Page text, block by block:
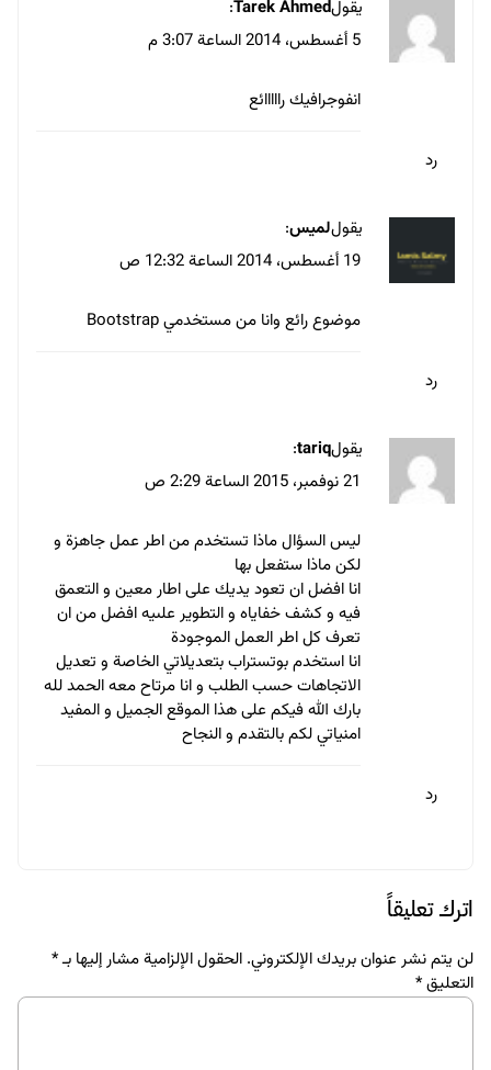
يقولTarek Ahmed
:
5 أغسطس، 2014 الساعة 3:07 م
انفوجرافيك رااااائع
رد
يقوللميس:
19 أغسطس، 2014 الساعة 12:32 ص
موضوع رائع وانا من مستخدمي Bootstrap
رد
يقولtariq
:
21 نوفمبر، 2015 الساعة 2:29 ص
ليس السؤال ماذا تستخدم من اطر عمل جاهزة و
لكن ماذا ستفعل بها
انا افضل ان تعود يديك على اطار معين و التعمق
فيه و كشف خفاياه و التطوير علىيه افضل من ان
تعرف كل اطر العمل الموجودة
انا استخدم بوتستراب بتعديلاتي الخاصة و تعديل
الاتجاهات حسب الطلب و انا مرتاح معه الحمد لله
بارك الله فيكم على هذا الموقع الجميل و المفيد
امنياتي لكم بالتقدم و النجاح
رد
اترك تعليقاً
لن يتم نشر عنوان بريدك الإلكتروني. الحقول الإلزامية مشار إليها بـ*
التعليق*